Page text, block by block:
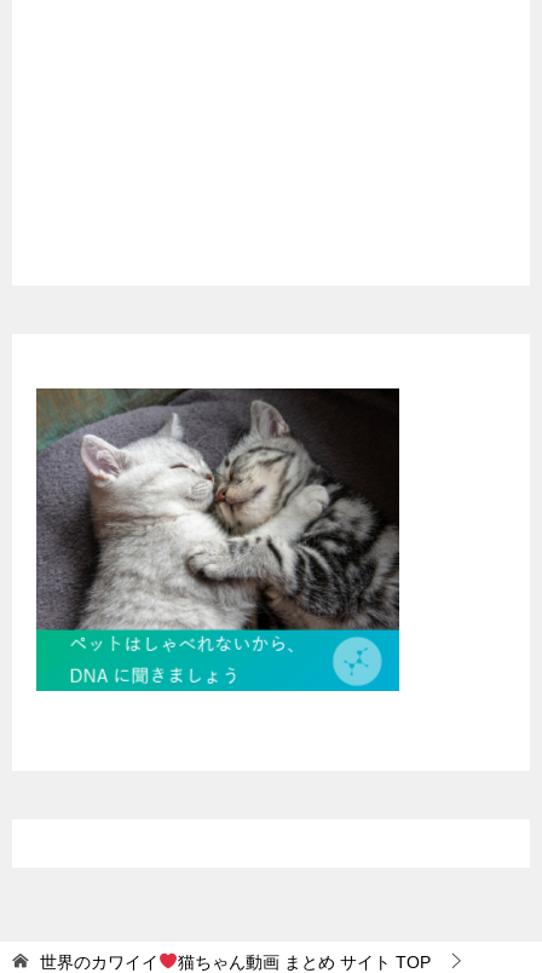
世界のカワイイ 猫ちゃん動画 まとめ サイト TOP